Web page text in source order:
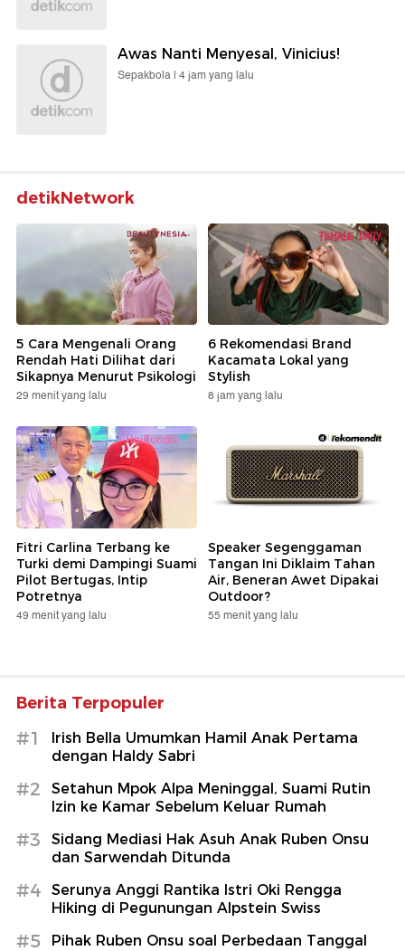
Awas Nanti Menyesal, Vinicius!
Sepakbola | 4 jam yang lalu
detikNetwork
5 Cara Mengenali Orang
Rendah Hati Dilihat dari
Sikapnya Menurut Psikologi
29 menit yang lalu
6 Rekomendasi Brand
Kacamata Lokal yang
Stylish
8 jam yang lalu
Fitri Carlina Terbang ke
Turki demi Dampingi Suami
Pilot Bertugas, Intip
Potretnya
49 menit yang lalu
Speaker Segenggaman
Tangan Ini Diklaim Tahan
Air, Beneran Awet Dipakai
Outdoor?
55 menit yang lalu
Berita Terpopuler
#1
Irish Bella Umumkan Hamil Anak Pertama
dengan Haldy Sabri
#2
Setahun Mpok Alpa Meninggal, Suami Rutin
Izin ke Kamar Sebelum Keluar Rumah
#3
Sidang Mediasi Hak Asuh Anak Ruben Onsu
dan Sarwendah Ditunda
#4
Serunya Anggi Rantika Istri Oki Rengga
Hiking di Pegunungan Alpstein Swiss
#5
Pihak Ruben Onsu soal Perbedaan Tanggal